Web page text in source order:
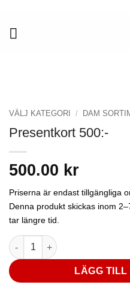
content
VÄLJ KATEGORI / DAM
Presentkort 500:-
500.00 kr
Priserna är endast tillgängliga
Denna produkt skickas inom
tar längre tid.
Presentkort 500:- mängd
LÄGG TILL